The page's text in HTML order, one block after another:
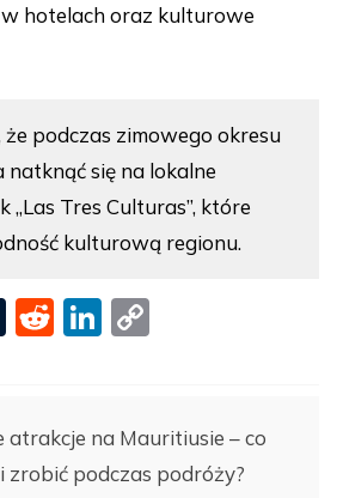
w hotelach oraz kulturowe
podczas zimowego okresu
się na lokalne
„Las Tres Culturas”, które
kulturową regionu.
T
bl
r
R
di
t
Li
e
dI
y
Li
atrakcje na Mauritiusie – co
podczas podróży?